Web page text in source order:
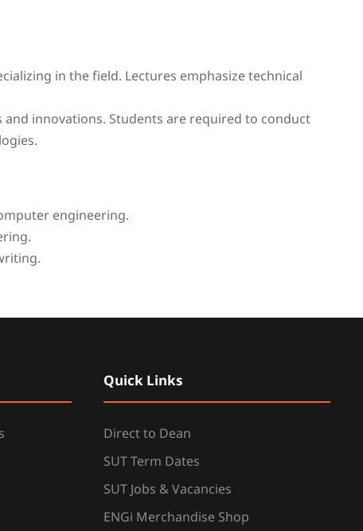
in the field. Lectures emphasize technical
innovations. Students are required to conduct
engineering.
Quick Links
Direct to Dean
SUT Term Dates
SUT Jobs & Vacancies
ENGi Merchandise Shop